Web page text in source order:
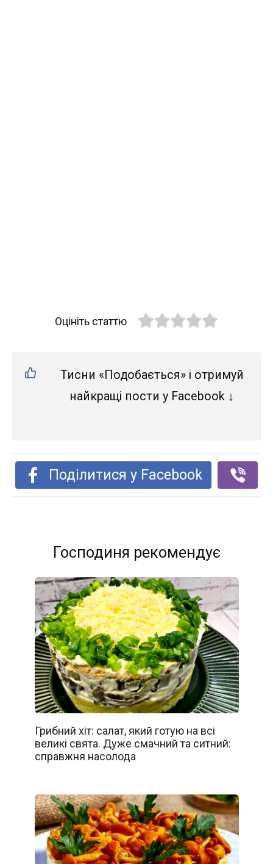
Оцініть статтю
Тисни «Подобається» і отримуй
найкращі пости у Facebook ↓
Поділитися у Facebook
Господиня рекомендує
Грибний хіт: салат, який готую на всі
великі свята. Дуже смачний та ситний:
справжня насолода